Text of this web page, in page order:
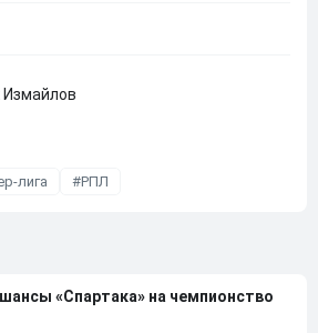
Измайлов
лига РПЛ
«Спартака» на чемпионство